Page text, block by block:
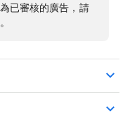
已審核的廣告，請